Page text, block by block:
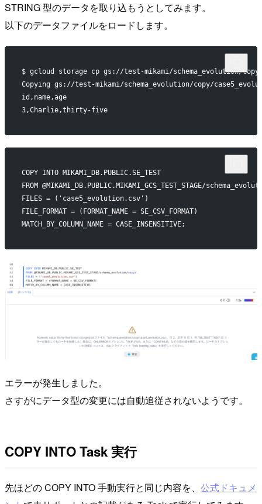
STRING 型のデータを取り込もうとしてみます。
以下のデータファイルをロードします。
$ gcloud storage cp gs://test-mikami/schema_evolution/
Copying gs://test-mikami/schema_evolution/copy/
id,name,age
3,Charlie,thirty-five
COPY INTO MIKAMI_DB.PUBLIC.SE_TEST
FROM @MIKAMI_DB.PUBLIC.MIKAMI_GCS_TEST_STAGE/
FILES = ('case5_evolution.csv')
FILE_FORMAT = (FORMAT_NAME = SE_CSV_FORMAT)
MATCH_BY_COLUMN_NAME = CASE_INSENSITIVE;
エラーが発生しました。
さすがにデータ型の変更には自動追従されないようです。
COPY INTO Task 実行
先ほどの COPY INTO 手動実行と同じ内容を、 公式ドキュメ